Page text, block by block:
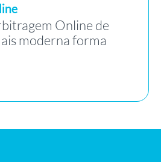
Online de
moderna forma